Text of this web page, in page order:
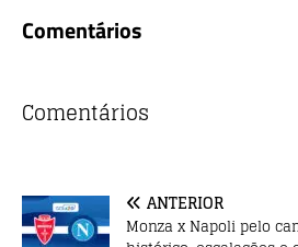
c
b
o
k
it
r
p
Comentários
Comentários
ANTERIOR
Monza x Napoli pelo